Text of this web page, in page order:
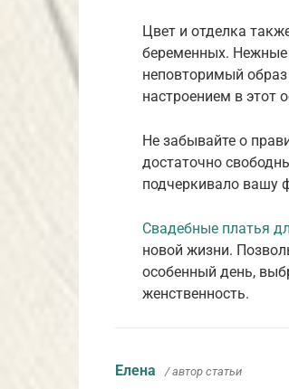
Цвет и отделка
беременных. Нежные
неповторимый
настроением в этот
Не забывайте о
достаточно
подчеркивало вашу
Свадебные платья
новой жизни.
особенный день,
женственность.
Елена / автор статьи